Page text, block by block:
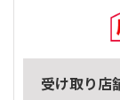
受け取り店